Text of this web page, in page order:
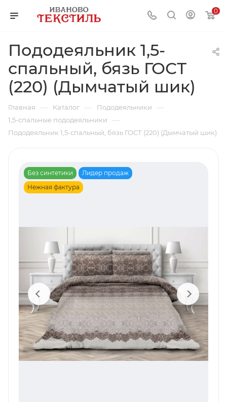
0
Пододеяльник 1,5-
спальный, бязь ГОСТ
(220) (Дымчатый шик)
Главная — Каталог — Пододеяльники —
1,5-спальные пододеяльники —
Пододеяльник 1,5-спальный, бязь ГОСТ (220) (Дымчатый шик)
Без синтетики
Лидер продаж
Нежная фактура